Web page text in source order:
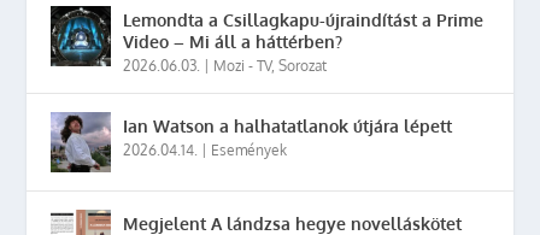
Lemondta a Csillagkapu-újraindítást a Prime
Video – Mi áll a háttérben?
2026.06.03. | Mozi - TV,Sorozat
Ian Watson a halhatatlanok útjára lépett
2026.04.14. | Események
Megjelent A lándzsa hegye novelláskötet